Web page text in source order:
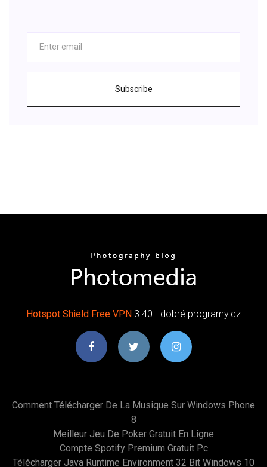
Subscribe
Hotspot Shield Free VPN 3.40 - dobré programy.cz
Comment Télécharger De La Musique Sur Windows Phone
8
Meilleur Jeu De Poker Gratuit En Ligne
Compte Spotify Premium Gratuit Pc
Télécharger Java Runtime Environment 32 Bit Windows 10